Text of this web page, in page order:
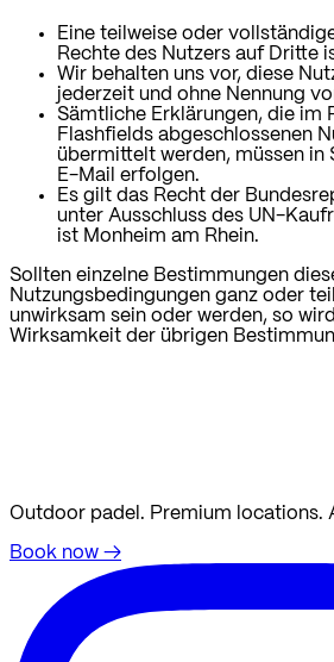
Eine teilweise oder
Rechte des Nutzers auf Dritte
Wir behalten uns vor, diese
jederzeit und ohne Nennung
Sämtliche Erklärungen, die im
Flashfields abgeschlossenen
übermittelt werden, müssen
E-Mail erfolgen.
Es gilt das Recht der
unter Ausschluss des UN-
ist Monheim am Rhein.
Sollten einzelne Bestimmungen
Nutzungsbedingungen ganz oder
unwirksam sein oder werden, so
Wirksamkeit der übrigen
Outdoor padel. Premium locations.
Book now →